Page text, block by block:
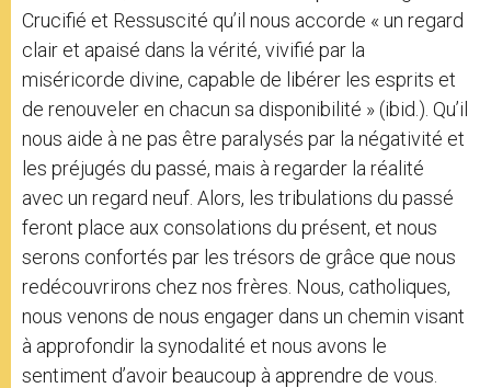
Crucifié et Ressuscité qu’il nous accorde « un regard
clair et apaisé dans la vérité, vivifié par la
miséricorde divine, capable de libérer les esprits et
de renouveler en chacun sa disponibilité » (ibid.). Qu’il
nous aide à ne pas être paralysés par la négativité et
les préjugés du passé, mais à regarder la réalité
avec un regard neuf. Alors, les tribulations du passé
feront place aux consolations du présent, et nous
serons confortés par les trésors de grâce que nous
redécouvrirons chez nos frères. Nous, catholiques,
nous venons de nous engager dans un chemin visant
à approfondir la synodalité et nous avons le
sentiment d’avoir beaucoup à apprendre de vous.